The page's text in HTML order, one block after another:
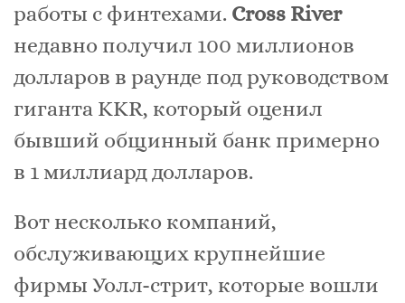
работы с финтехами. Cross River
недавно получил 100 миллионов
долларов в раунде под руководством
гиганта KKR, который оценил
бывший общинный банк примерно
в 1 миллиард долларов.
Вот несколько компаний,
обслуживающих крупнейшие
фирмы Уолл-стрит, которые вошли